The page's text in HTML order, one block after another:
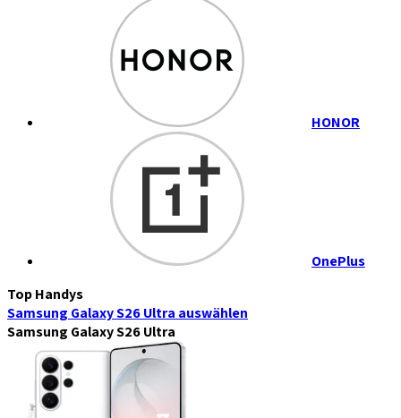
HONOR
OnePlus
Top Handys
Samsung Galaxy S26 Ultra auswählen
Samsung Galaxy S26 Ultra